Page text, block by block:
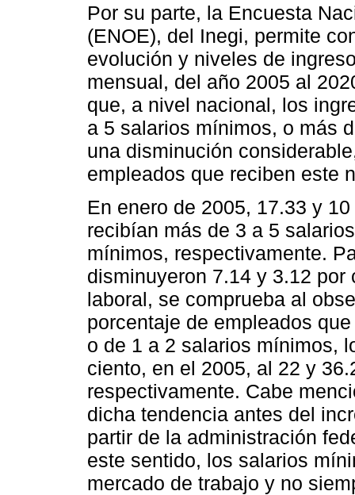
Por su parte, la Encuesta
(ENOE), del Inegi, permite
evolución y niveles de
mensual, del año 2005 al
que, a nivel nacional, los
a 5 salarios mínimos, o más
una disminución
empleados que reciben este
En enero de 2005, 17.33 y
recibían más de 3 a 5
mínimos, respectivamente.
disminuyeron 7.14 y 3.12
laboral, se comprueba al
porcentaje de empleados
o de 1 a 2 salarios mínimos,
ciento, en el 2005, al 22 y
respectivamente. Cabe
dicha tendencia antes del
partir de la administración
este sentido, los salarios
mercado de trabajo y no